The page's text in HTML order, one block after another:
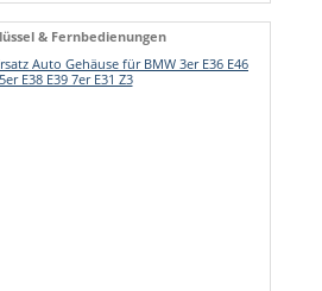
& Fernbedienungen